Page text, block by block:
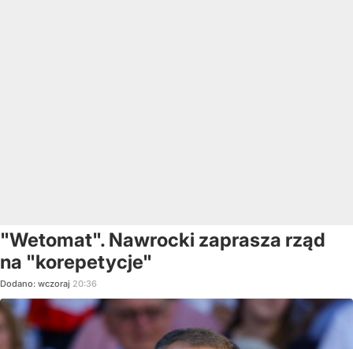
"Wetomat". Nawrocki zaprasza rząd
na "korepetycje"
Dodano: wczoraj 20:36